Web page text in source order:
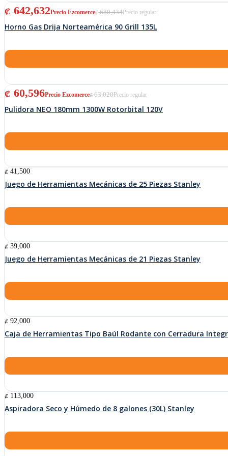
₡680,434
El precio original era: ₡ 680,434.
₡ 642,632
El precio actual es: ₡ 642,632.
Horno Gas Drija Norteamérica 90 Grill 135L
₡63,020
El precio original era: ₡ 63,020.
₡ 60,596
El precio actual es: ₡ 60,596.
Pulidora NEO 180mm 1300W Rotorbital 120V
₡ 41,500
Juego de Herramientas Mecánicas de 25 Piezas Stanley
₡ 39,000
Juego de Herramientas Mecánicas de 21 Piezas Stanley
₡ 92,000
Caja de Herramientas Tipo Baúl Rodante con Cerradura
₡ 113,000
Aspiradora Seco y Húmedo de 8 galones (30L) Stanley